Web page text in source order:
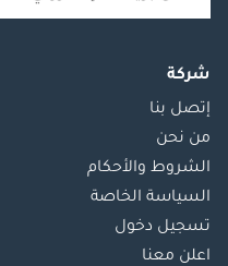
شركة
إتصل بنا
من نحن
الشروط والأحكام
السياسة الخاصة
تسجيل دخول
اعلن معنا